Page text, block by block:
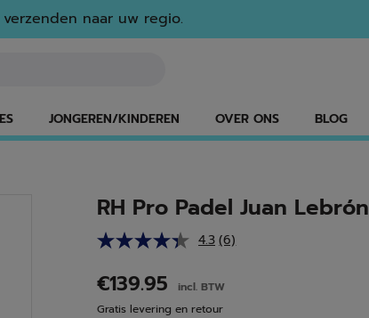
naar uw regio.
JONGEREN/KINDEREN OVER ONS BLOG
RH Pro Padel Juan Lebrón
4.3 Lees
Dezelfde
paginalink.
(6)
€139.95
incl. BTW
Gratis levering en retour